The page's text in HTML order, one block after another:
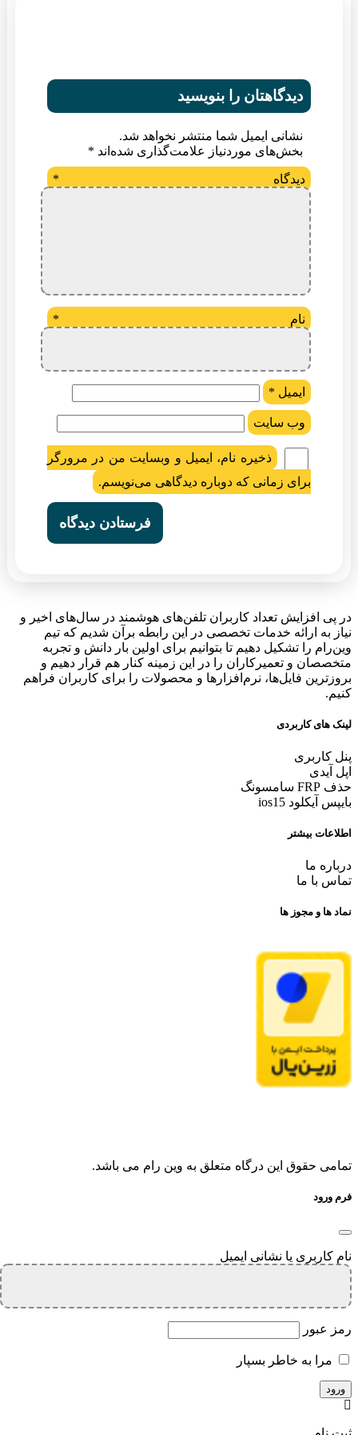
دیدگاهتان را بنویسید
نشانی ایمیل شما منتشر نخواهد شد.
بخش‌های موردنیاز علامت‌گذاری شده‌اند *
دیدگاه *
نام *
ایمیل *
وب‌ سایت
ذخیره نام، ایمیل و وبسایت من در مرورگر
برای زمانی که دوباره دیدگاهی می‌نویسم.
در پی افزایش تعداد کاربران تلفن‌های هوشمند در سال‌های اخیر و
نیاز به ارائه خدمات تخصصی در این رابطه برآن شدیم که تیم
وین‌رام را تشکیل دهیم تا بتوانیم برای اولین بار دانش و تجربه
متخصصان و تعمیرکاران را در این زمینه کنار هم قرار دهیم و
بروزترین فایل‌ها، نرم‌افزارها و محصولات را برای کاربران فراهم
کنیم.
لینک های کاربردی
پنل کاربری
اپل آیدی
حذف FRP سامسونگ
بایپس آیکلود ios15
اطلاعات بیشتر
درباره ما
تماس با ما
نماد ها و مجوز ها
تمامی حقوق این درگاه متعلق به وین رام می باشد.
فرم ورود
نام کاربری یا نشانی ایمیل
رمز عبور
مرا به خاطر بسپار